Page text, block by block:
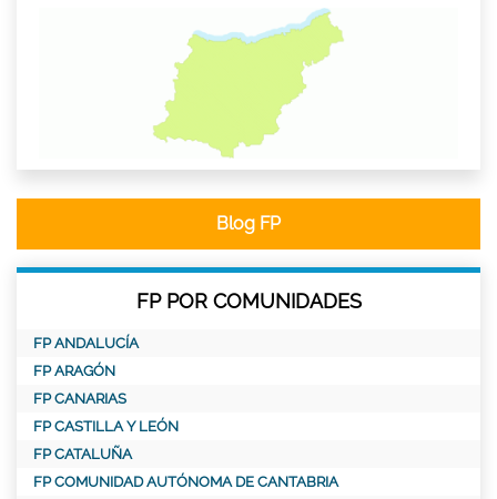
Blog FP
FP POR COMUNIDADES
FP ANDALUCÍA
FP ARAGÓN
FP CANARIAS
FP CASTILLA Y LEÓN
FP CATALUÑA
FP COMUNIDAD AUTÓNOMA DE CANTABRIA